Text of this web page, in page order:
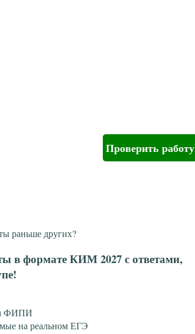
Проверить работу
раньше других?
в формате КИМ 2027 с ответами,
ФИПИ
на реальном ЕГЭ